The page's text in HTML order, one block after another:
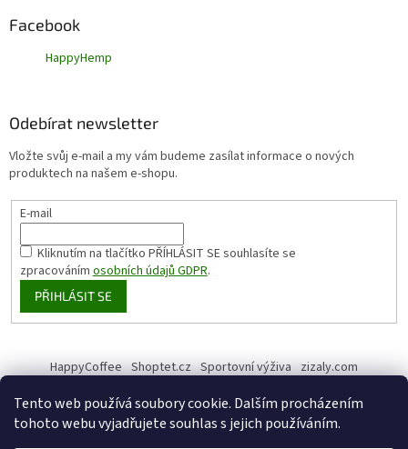
Tento web používá soubory cookie. Dalším procházením
tohoto webu vyjadřujete souhlas s jejich používáním.
Facebook
HappyHemp
Odebírat newsletter
Vložte svůj e-mail a my vám budeme zasílat informace o nových
produktech na našem e-shopu.
E-mail
Kliknutím na tlačítko PŘÍHLÁSIT SEsouhlasíte se
zpracovánímosobních údajů GDPR.
PŘIHLÁSIT SE
HappyCoffee Shoptet.cz Sportovní výživa zizaly.com